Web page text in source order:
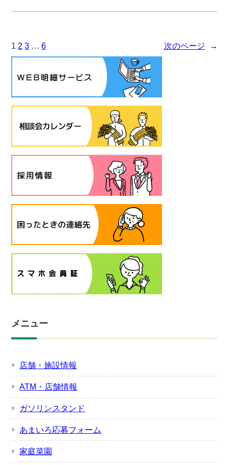
1 2 3 … 6 次のページ →
メニュー
店舗・施設情報
ATM・店舗情報
ガソリンスタンド
あまいろ応募フォーム
家庭菜園